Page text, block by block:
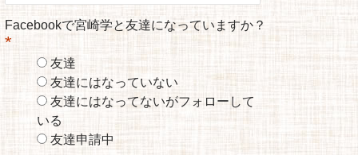
Facebookで宮崎学と友達になっていますか？
*
友達
友達にはなっていない
友達にはなってないがフォローして
いる
友達申請中